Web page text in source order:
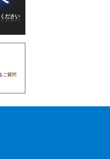
ださい
ご質問